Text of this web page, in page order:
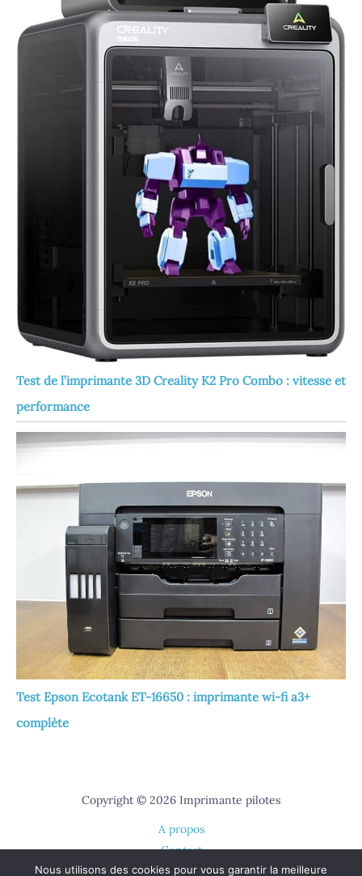
Test de l’imprimante 3D Creality K2 Pro Combo : vitesse et
performance
Test Epson Ecotank ET-16650 : imprimante wi-fi a3+
complète
Copyright © 2026 Imprimante pilotes
A propos
Contact
Plan du site
Nous utilisons des cookies pour vous garantir la meilleure